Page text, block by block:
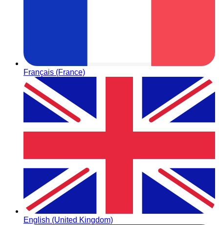
Français (France)
English (United Kingdom)